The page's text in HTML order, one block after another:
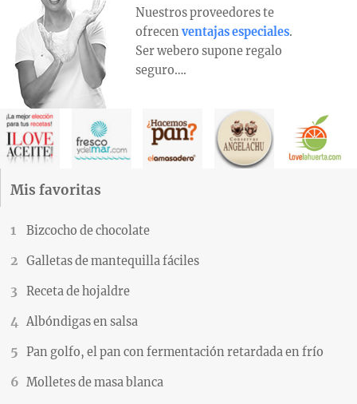
Nuestros proveedores te
ofrecen ventajas especiales.
Ser webero supone regalo
seguro….
Mis favoritas
Bizcocho de chocolate
Galletas de mantequilla fáciles
Receta de hojaldre
Albóndigas en salsa
Pan golfo, el pan con fermentación retardada en frío
Molletes de masa blanca